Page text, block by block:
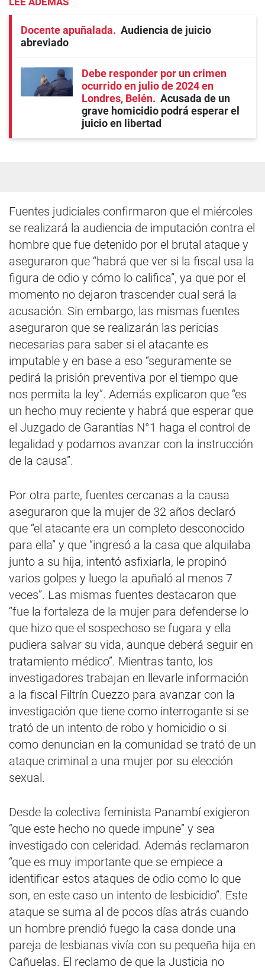
Docente apuñalada
Audiencia de juicio
abreviado
Debe responder por un crimen
ocurrido en julio de 2024 en
Londres, Belén
Acusada de un
grave homicidio podrá esperar el
juicio en libertad
Fuentes judiciales confirmaron que el miércoles
se realizará la audiencia de imputación contra el
hombre que fue detenido por el brutal ataque y
aseguraron que “habrá que ver si la fiscal usa la
figura de odio y cómo lo califica”, ya que por el
momento no dejaron trascender cual será la
acusación. Sin embargo, las mismas fuentes
aseguraron que se realizarán las pericias
necesarias para saber si el atacante es
imputable y en base a eso “seguramente se
pedirá la prisión preventiva por el tiempo que
nos permita la ley”. Además explicaron que “es
un hecho muy reciente y habrá que esperar que
el Juzgado de Garantías N°1 haga el control de
legalidad y podamos avanzar con la instrucción
de la causa”.
Por otra parte, fuentes cercanas a la causa
aseguraron que la mujer de 32 años declaró
que “el atacante era un completo desconocido
para ella” y que “ingresó a la casa que alquilaba
junto a su hija, intentó asfixiarla, le propinó
varios golpes y luego la apuñaló al menos 7
veces”. Las mismas fuentes destacaron que
“fue la fortaleza de la mujer para defenderse lo
que hizo que el sospechoso se fugara y ella
pudiera salvar su vida, aunque deberá seguir en
tratamiento médico”. Mientras tanto, los
investigadores trabajan en llevarle información
a la fiscal Filtrín Cuezzo para avanzar con la
investigación que tiene como interrogante si se
trató de un intento de robo y homicidio o si
como denuncian en la comunidad se trató de un
ataque criminal a una mujer por su elección
sexual.
Desde la colectiva feminista Panambí exigieron
“que este hecho no quede impune” y sea
investigado con celeridad. Además reclamaron
“que es muy importante que se empiece a
identificar estos ataques de odio como lo que
son, en este caso un intento de lesbicidio”. Este
ataque se suma al de pocos días atrás cuando
un hombre prendió fuego la casa donde una
pareja de lesbianas vivía con su pequeña hija en
Cañuelas. El reclamo de que la Justicia no